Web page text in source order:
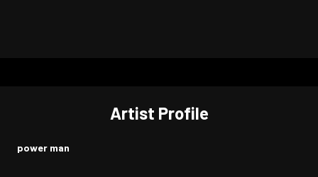
Artist Profile
power man